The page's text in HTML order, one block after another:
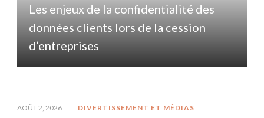
Les enjeux de la confidentialité des
données clients lors de la cession
d’entreprises
AOÛT 2, 2026 DIVERTISSEMENT ET MÉDIAS